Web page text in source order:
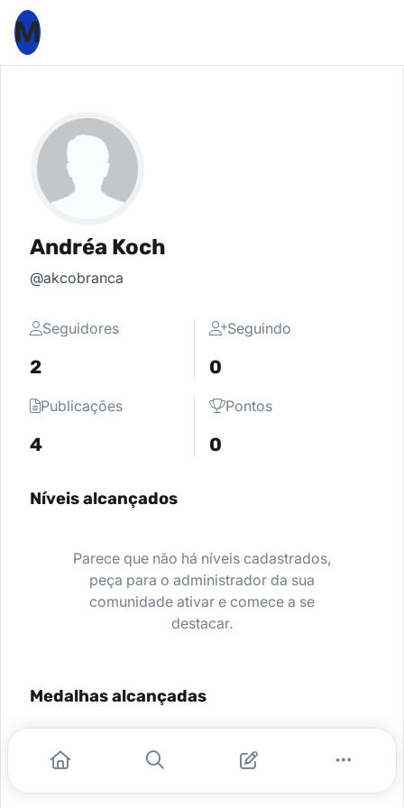
M
Andréa Koch
@akcobranca
Seguidores
2
Seguindo
0
Publicações
4
Pontos
0
Níveis alcançados
Parece que não há níveis cadastrados,
peça para o administrador da sua
comunidade ativar e comece a se
destacar.
Medalhas alcançadas
Nenhuma medalha encontrada